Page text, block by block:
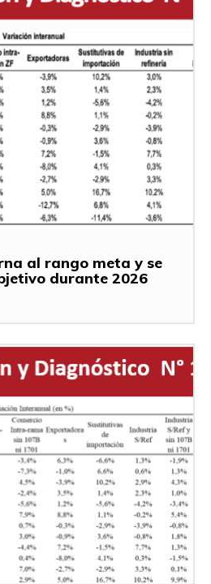
al rango meta y se
durante 2026